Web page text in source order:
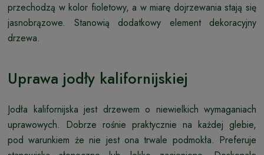
przechodzą w kolor fioletowy, a w miarę dojrzewania stają się
jasnobrązowe. Stanowią dodatkowy element dekoracyjny
drzewa.
Uprawa jodły kalifornijskiej
Jodła kalifornijska jest drzewem o niewielkich wymaganiach
uprawowych. Dobrze rośnie praktycznie na każdej glebie,
pod warunkiem że nie jest ona trwale podmokła. Preferuje